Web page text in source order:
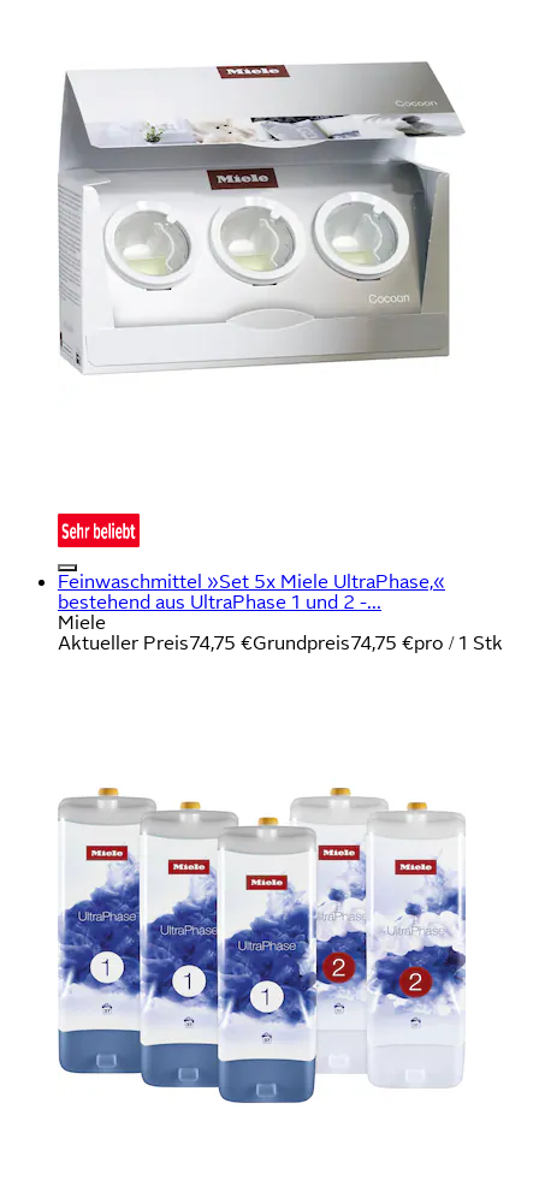
Feinwaschmittel »Set 5x Miele UltraPhase,«
bestehend aus UltraPhase 1 und 2 -...
Miele
Aktueller Preis74,75 €Grundpreis74,75 €pro / 1 Stk